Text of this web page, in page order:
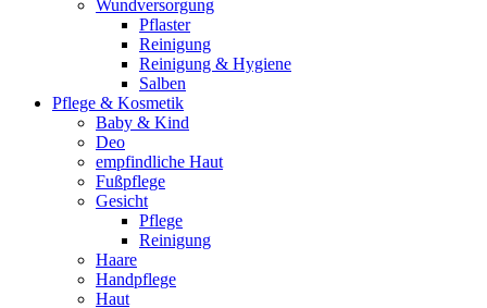
Wundversorgung
Pflaster
Reinigung
Reinigung & Hygiene
Salben
Pflege & Kosmetik
Baby & Kind
Deo
empfindliche Haut
Fußpflege
Gesicht
Pflege
Reinigung
Haare
Handpflege
Haut